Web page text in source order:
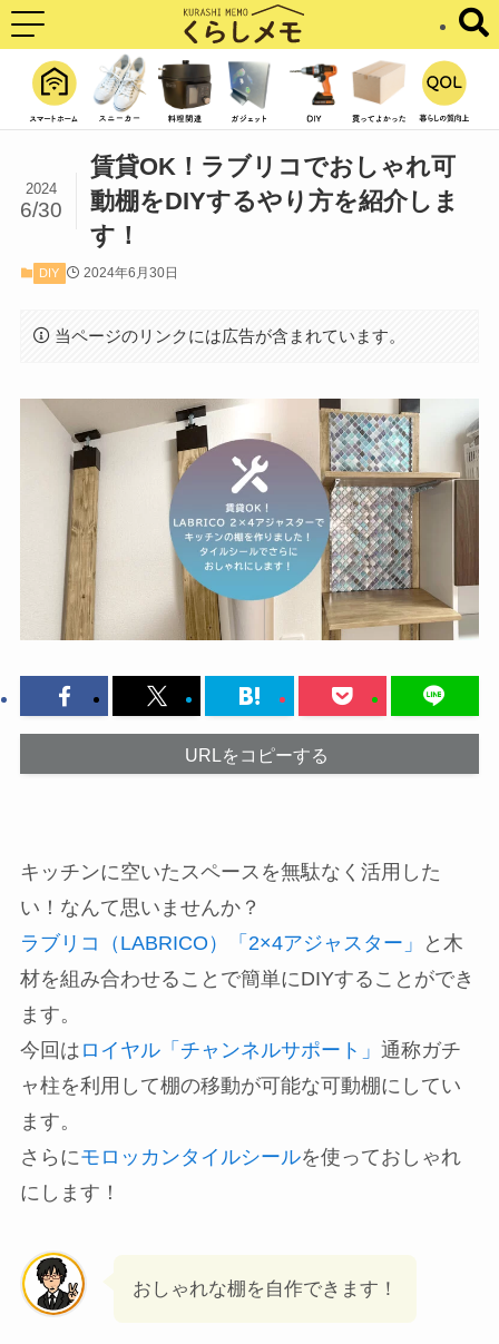
賃貸OK！ラブリコでおしゃれ可
動棚をDIYするやり方を紹介しま
す！
2024
6/30
DIY 2024年6月30日
当ページのリンクには広告が含まれています。
URLをコピーする
キッチンに空いたスペースを無駄なく活用した
い！なんて思いませんか？
ラブリコ（LABRICO）「2×4アジャスター」
と木
材を組み合わせることで簡単にDIYすることができ
ます。
今回は ロイヤル「チャンネルサポート」 通称ガチ
ャ柱を利用して棚の移動が可能な可動棚にしてい
ます。
さらにモロッカンタイルシールを使っておしゃれ
にします！
おしゃれな棚を自作できます！